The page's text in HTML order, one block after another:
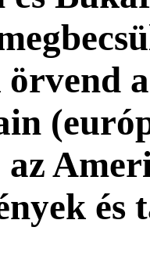
az